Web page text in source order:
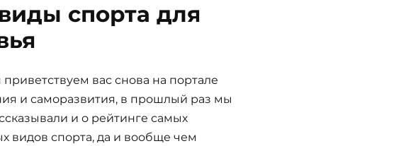
спорта для
приветствуем вас снова на портале
и саморазвития, в прошлый раз мы
и о рейтинге самых
видов спорта, да и вообще чем